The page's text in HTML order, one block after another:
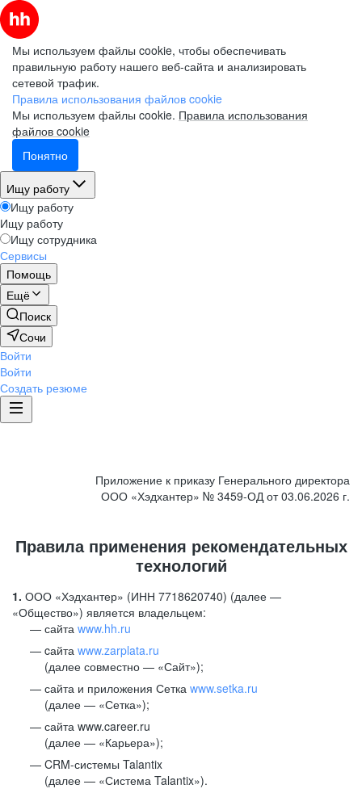
Мы используем файлы cookie, чтобы обеспечивать
правильную работу нашего веб-сайта и анализировать
сетевой трафик.
Правила использования файлов cookie
Мы используем файлы cookie. Правила использования
файлов cookie
Понятно
Ищу работу
Ищу работу
Ищу работу
Ищу сотрудника
Сервисы
Помощь
Ещё
Поиск
Сочи
Войти
Войти
Создать резюме
Приложение к приказу Генерального директора
ООО «Хэдхантер» № 3459-ОД от 03.06.2026 г.
Правила применения рекомендательных
технологий
1. ООО «Хэдхантер» (ИНН 7718620740) (далее —
«Общество») является владельцем:
сайта www.hh.ru
cайта www.zarplata.ru
(далее совместно — «Сайт»);
сайта и приложения Сетка www.setka.ru
(далее — «Сетка»);
сайта www.career.ru
(далее — «Карьера»);
CRM-системы Talantix
(далее — «Система Talantix»).